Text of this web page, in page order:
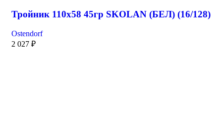
Тройник 110х58 45гр SKOLAN (БЕЛ) (16/128)
Ostendorf
2 027 ₽